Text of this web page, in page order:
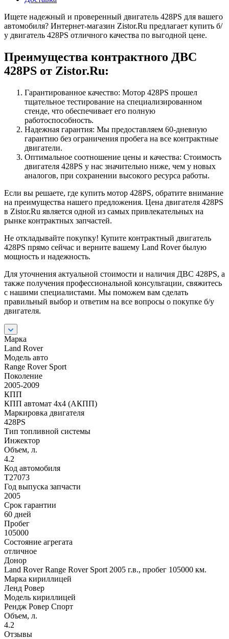
Ищете надежный и проверенный двигатель 428PS для вашего
автомобиля? Интернет-магазин Zistor.Ru предлагает купить б/
у двигатель 428PS отличного качества по выгодной цене.
Преимущества контрактного ДВС
428PS от Zistor.Ru:
Гарантированное качество: Мотор 428PS прошел
тщательное тестирование на специализированном
стенде, что обеспечивает его полную
работоспособность.
Надежная гарантия: Мы предоставляем 60-дневную
гарантию без ограничения пробега на все контрактные
двигатели.
Оптимальное соотношение цены и качества: Стоимость
двигателя 428PS у нас значительно ниже, чем у новых
аналогов, при сохранении высокого ресурса работы.
Если вы решаете, где купить мотор 428PS, обратите внимание
на преимущества нашего предложения. Цена двигателя 428PS
в Zistor.Ru является одной из самых привлекательных на
рынке контрактных запчастей.
Не откладывайте покупку! Купите контрактный двигатель
428PS прямо сейчас и верните вашему Land Rover былую
мощность и надежность.
Для уточнения актуальной стоимости и наличия ДВС 428PS, а
также получения профессиональной консультации, свяжитесь
с нашими специалистами. Мы поможем вам сделать
правильный выбор и ответим на все вопросы о покупке б/у
двигателя.
Марка
Land Rover
Модель авто
Range Rover Sport
Поколение
2005-2009
КПП
КПП автомат 4х4 (АКПП)
Маркировка двигателя
428PS
Тип топливной системы
Инжектор
Объем, л.
4.2
Код автомобиля
T27073
Год выпуска запчасти
2005
Срок гарантии
60 дней
Пробег
105000
Состояние агрегата
отличное
Донор
Land Rover Range Rover Sport 2005 г.в., пробег 105000 км.
Марка кириллицей
Ленд Ровер
Модель кириллицей
Рендж Ровер Спорт
Объем, л.
4.2
Отзывы